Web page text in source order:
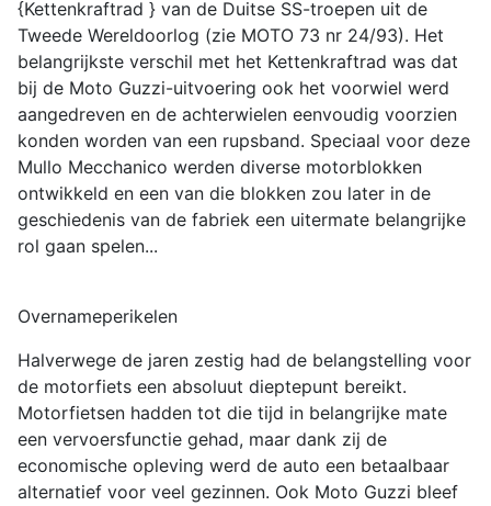
{Kettenkraftrad } van de Duitse SS-troepen uit de
Tweede Wereldoorlog (zie MOTO 73 nr 24/93). Het
belangrijkste verschil met het Kettenkraftrad was dat
bij de Moto Guzzi-uitvoering ook het voorwiel werd
aangedreven en de achterwielen eenvoudig voorzien
konden worden van een rupsband. Speciaal voor deze
Mullo Mecchanico werden diverse motorblokken
ontwikkeld en een van die blokken zou later in de
geschiedenis van de fabriek een uitermate belangrijke
rol gaan spelen...
Overnameperikelen
Halverwege de jaren zestig had de belangstelling voor
de motorfiets een absoluut dieptepunt bereikt.
Motorfietsen hadden tot die tijd in belangrijke mate
een vervoersfunctie gehad, maar dank zij de
economische opleving werd de auto een betaalbaar
alternatief voor veel gezinnen. Ook Moto Guzzi bleef